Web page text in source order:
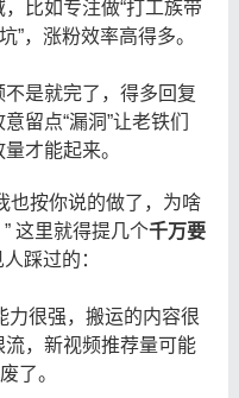
比如专注做“打工族带
”，涨粉效率高得多。
不是就完了，得多回复
留点“漏洞”让老铁们
才能起来。
也按你说的做了，为啥
这里就得提几个千万要
踩过的：
力很强，搬运的内容很
，新视频推荐量可能
了。